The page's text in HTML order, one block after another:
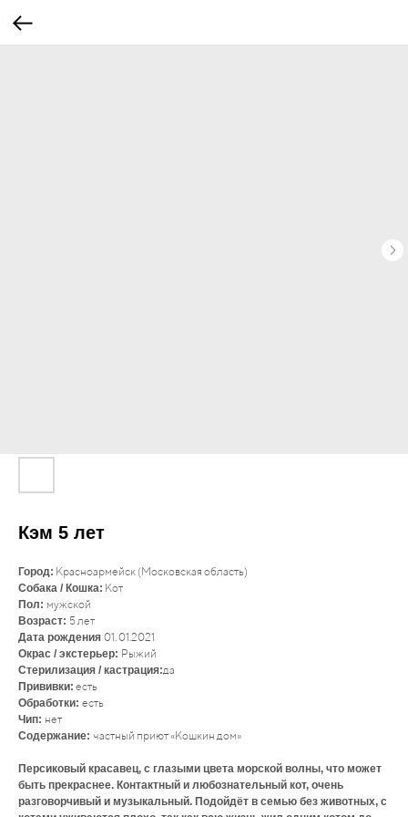
Кэм 5 лет
Город: Красноармейск (Московская область)
Собака / Кошка: Кот
Пол: мужской
Возраст: 5 лет
Дата рождения 01. 01.2021
Окрас / экстерьер: Рыжий
Стерилизация / кастрация:да
Прививки: есть
Обработки: есть
Чип: нет
Содержание: частный приют «Кошкин дом»
Персиковый красавец, с глазыми цвета морской волны, что может
быть прекраснее. Контактный и любознательный кот, очень
разговорчивый и музыкальный. Подойдёт в семью без животных, с